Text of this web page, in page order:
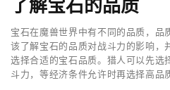
了解宝石的品质
宝石在魔兽世界中有不同的品质，品
该了解宝石的品质对战斗力的影响，
选择合适的宝石品质。猎人可以先选
斗力，等经济条件允许时再选择高品